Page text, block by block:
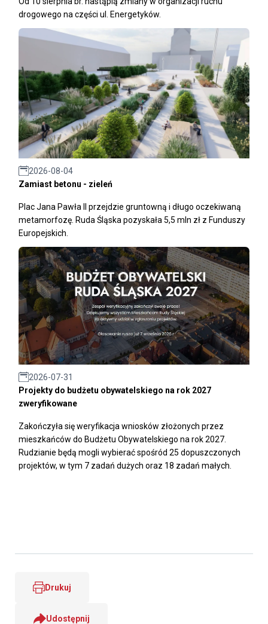
drogowego na części ul. Energetyków.
2026-08-04
Zamiast betonu - zieleń
Plac Jana Pawła II przejdzie gruntowną i długo oczekiwaną
metamorfozę. Ruda Śląska pozyskała 5,5 mln zł z Funduszy
Europejskich.
2026-07-31
Projekty do budżetu obywatelskiego na rok 2027
zweryfikowane
Zakończyła się weryfikacja wniosków złożonych przez
mieszkańców do Budżetu Obywatelskiego na rok 2027.
Rudzianie będą mogli wybierać spośród 25 dopuszczonych
projektów, w tym 7 zadań dużych oraz 18 zadań małych.
Drukuj
Udostępnij